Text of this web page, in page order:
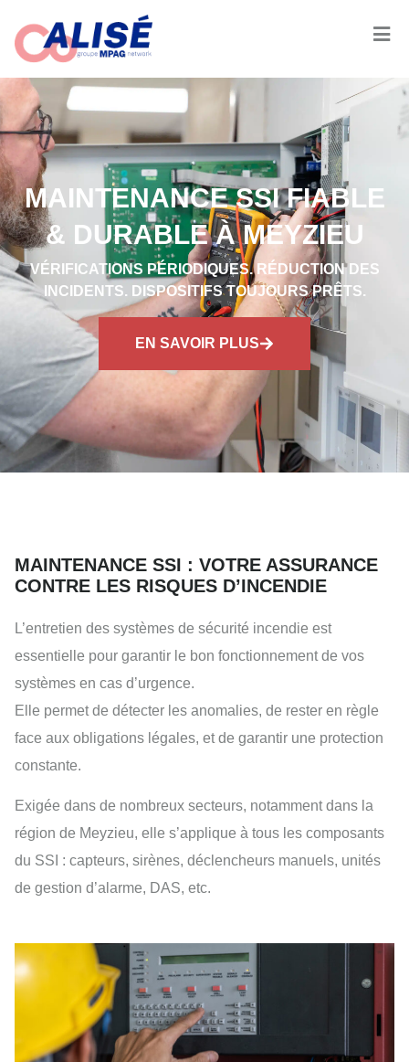
MAINTENANCE SSI FIABLE
& DURABLE À MEYZIEU
VÉRIFICATIONS PÉRIODIQUES. RÉDUCTION DES
INCIDENTS. DISPOSITIFS TOUJOURS PRÊTS.
EN SAVOIR PLUS
MAINTENANCE SSI : VOTRE ASSURANCE
CONTRE LES RISQUES D’INCENDIE
L’entretien des systèmes de sécurité incendie est
essentielle pour garantir le bon fonctionnement de vos
systèmes en cas d’urgence.
Elle permet de détecter les anomalies, de rester en règle
face aux obligations légales, et de garantir une protection
constante.
Exigée dans de nombreux secteurs, notamment dans la
région de Meyzieu, elle s’applique à tous les composants
du SSI : capteurs, sirènes, déclencheurs manuels, unités
de gestion d’alarme, DAS, etc.